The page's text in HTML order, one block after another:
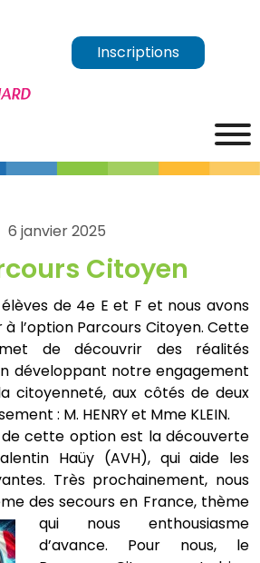
Inscriptions
6 janvier 2025
Citoyen
de 4e E et F et nous avons
l’option Parcours Citoyen. Cette
de découvrir des réalités
développant notre engagement
citoyenneté, aux côtés de deux
: M. HENRY et Mme KLEIN.
cette option est la découverte
Haüy (AVH), qui aide les
Très prochainement, nous
des secours en France, thème
qui nous enthousiasme
d’avance. Pour nous, le